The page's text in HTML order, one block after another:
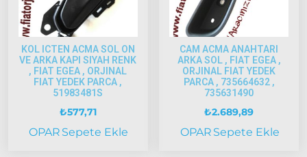
2005
Model
ve Üstü
Scudo
1995-2013
1997-2002
Albea
KOL ICTEN ACMA SOL ON
VE ARKA KAPI SIYAH RENK
, FIAT EGEA , ORJINAL
FIAT YEDEK PARCA ,
51983481S
₺577,71
OPAR Sepete Ekle
CAM ACMA ANAHTARI
ARKA SOL , FIAT EGEA ,
ORJINAL FIAT YEDEK
PARCA , 735664632 ,
735631490
₺2.689,89
OPAR Sepete Ekle